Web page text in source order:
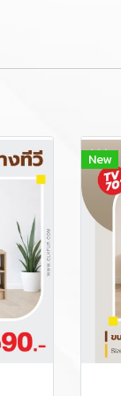
New